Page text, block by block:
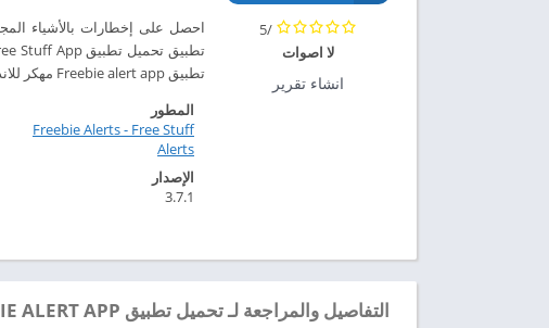
تطبيق Freebie alert app مهكر للاندرويد 2024 – ابك دارويد
/5
لا اصوات
انشاء تقرير
المطور
Freebie Alerts - Free Stuff
Alerts‏
الإصدار
3.7.1
التفاصيل والمراجعة لـ تحميل تطبيق FREEBIE ALERT APP مهكر للاندرويد 2024